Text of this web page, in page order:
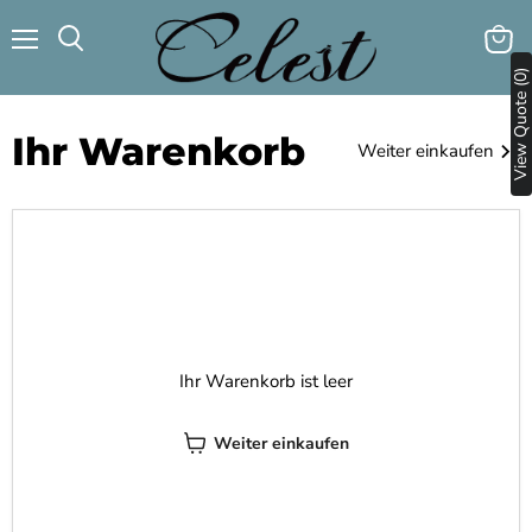
Ihr Warenkorb Weiter einkaufen
Ihr Warenkorb ist leer
Weiter einkaufen
View Quote (0)